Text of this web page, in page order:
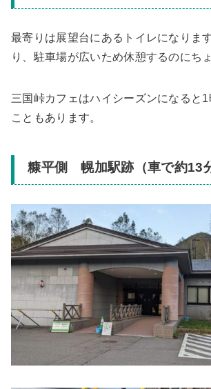
最寄りは展望台にあるトイレになりま
り、駐車場が広いため休憩するのにち
三国峠カフェはハイシーズンになると
こともあります。
糠平側 幌加駅跡（車で約13